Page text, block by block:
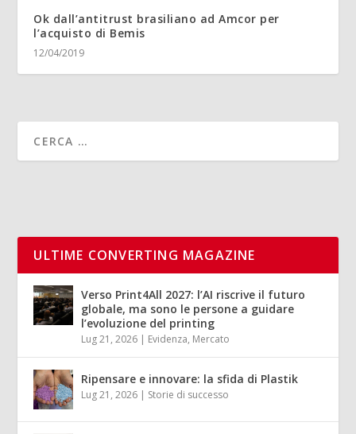
Ok dall’antitrust brasiliano ad Amcor per
l’acquisto di Bemis
12/04/2019
ULTIME CONVERTING MAGAZINE
Verso Print4All 2027: l’AI riscrive il futuro
globale, ma sono le persone a guidare
l’evoluzione del printing
Lug 21, 2026 | Evidenza, Mercato
Ripensare e innovare: la sfida di Plastik
Lug 21, 2026 | Storie di successo